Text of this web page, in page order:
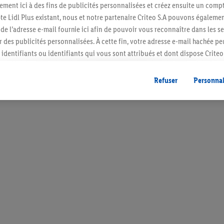
voiture commerciale. Quand l’aspirateur pour voiture
ici à des fins de publicités personnalisées et créez ensuite un
Lidl Plus existant, nous et notre partenaire Criteo S.A pouvons
l’adresse e-mail fournie ici afin de pouvoir vous reconnaître dans les
publicités personnalisées. À cette fin, votre adresse e-mail hachée
identifiants ou identifiants qui vous sont attribués et dont dispose Criteo
(par exemple en plaçant le produit dans un panier d’un webshop
être affichées sur plusieurs apppareils et plusieurs services de Lidl si
peuvent vous être attribués en utilisant votre adresse e-mail hachée et,
Refuser